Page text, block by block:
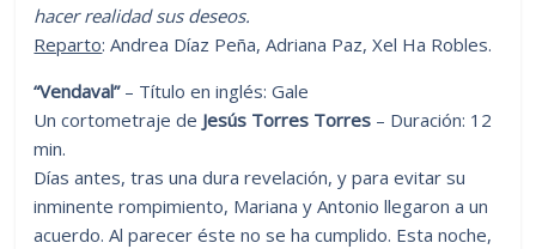
hacer realidad sus deseos.
Reparto: Andrea Díaz Peña, Adriana Paz, Xel Ha Robles.
“Vendaval”– Título en inglés: Gale
Un cortometraje de Jesús Torres Torres – Duración: 12
min.
Días antes, tras una dura revelación, y para evitar su
inminente rompimiento, Mariana y Antonio llegaron a un
acuerdo. Al parecer éste no se ha cumplido. Esta noche,